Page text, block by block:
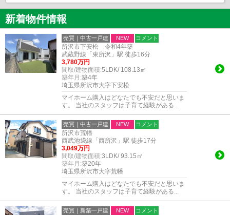
新着物件情報
売買｜中古一戸建 NEW コメント
所沢市下安松 令和4年築
武蔵野線「東所沢」駅 徒歩16分
3,780万円
間取/建物面積:5LDK/ 108.13㎡
築年月:築4年
埼玉県所沢市大字下安松
マイホーム購入はどなたでも不安だと思いま
す。 当社のスタッフは子育て経験がある...
売買｜中古一戸建 NEW コメント
所沢市荒幡
西武池袋線「西所沢」駅 徒歩17分
3,049万円
間取/建物面積:3LDK/ 93.15㎡
築年月:築20年
埼玉県所沢市大字荒幡
マイホーム購入はどなたでも不安だと思いま
す。 当社のスタッフは子育て経験がある...
売買｜新築一戸建 NEW コメント